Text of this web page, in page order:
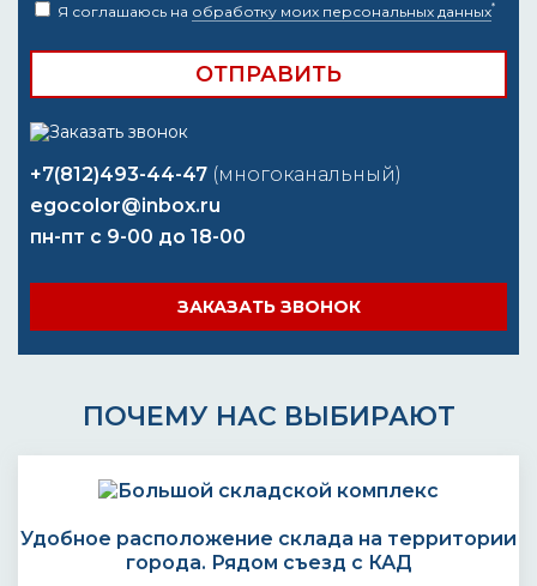
Я соглашаюсь на обработку моих персональных данных*
+7(812)493-44-47 (многоканальный)
egocolor@inbox.ru
пн-пт с 9-00 до 18-00
ЗАКАЗАТЬ ЗВОНОК
ПОЧЕМУ НАС ВЫБИРАЮТ
Удобное расположение склада на территории
города. Рядом съезд с КАД